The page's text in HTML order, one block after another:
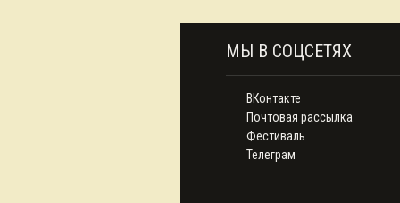
МЫ В СОЦСЕТЯХ
ВКонтакте
Почтовая рассылка
Фестиваль
Телеграм